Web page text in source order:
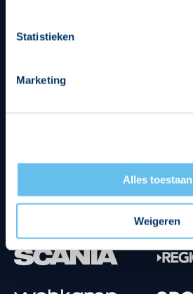
Statistieken
Marketing
Alles toestaan
Weigeren